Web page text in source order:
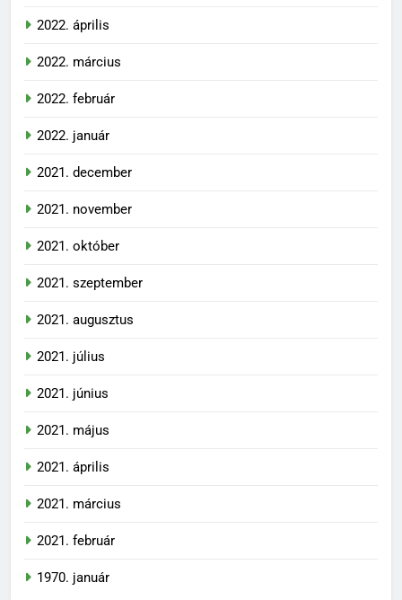
2022. április
2022. március
2022. február
2022. január
2021. december
2021. november
2021. október
2021. szeptember
2021. augusztus
2021. július
2021. június
2021. május
2021. április
2021. március
2021. február
1970. január